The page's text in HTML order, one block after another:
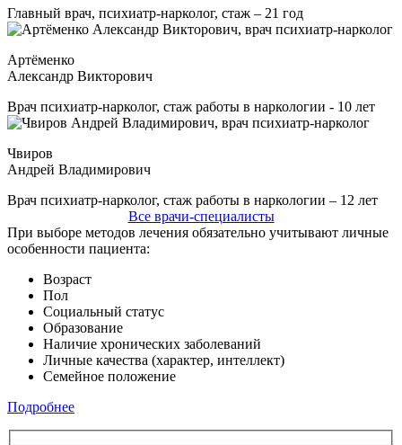
Главный врач, психиатр-нарколог, стаж – 21 год
Артёменко
Александр Викторович
Врач психиатр-нарколог, стаж работы в наркологии - 10 лет
Чвиров
Андрей Владимирович
Врач психиатр-нарколог, стаж работы в наркологии – 12 лет
Все врачи-специалисты
При выборе методов лечения обязательно учитывают личные
особенности пациента:
Возраст
Пол
Социальный статус
Образование
Наличие хронических заболеваний
Личные качества (характер, интеллект)
Семейное положение
Подробнее